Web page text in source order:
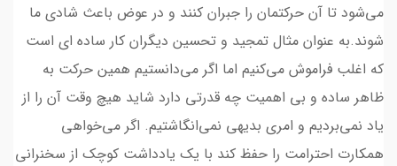
می‌شود تا آن حرکتمان را جبران کنند و در عوض باعث شادی ما
شوند.به عنوان مثال تمجید و تحسین دیگران کار ساده ای است
که اغلب فراموش می‌کنیم اما اگر می‌دانستیم همین حرکت به
ظاهر ساده و بی اهمیت چه قدرتی دارد شاید هیچ وقت آن را از
یاد نمی‌بردیم و امری بدیهی نمی‌انگاشتیم. اگر می‌خواهی
همکارت احترامت را حفظ کند با یک یادداشت کوچک از سخنرانی